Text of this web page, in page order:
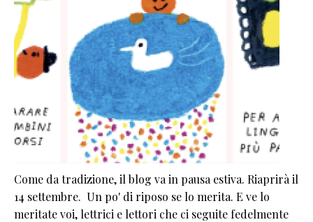
Come da tradizione, il blog va in pausa estiva. Riaprirà il
14 settembre. Un po' di riposo se lo merita. E ve lo
meritate voi, lettrici e lettori che ci seguite fedelmente